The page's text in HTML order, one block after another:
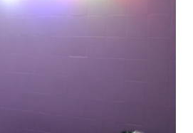
montar a maior parte desse